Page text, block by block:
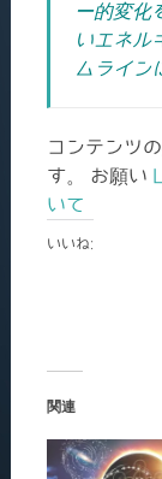
ー的変化
いエネル
ムライン
コンテンツ
す。 お願い
いて
いいね:
関連